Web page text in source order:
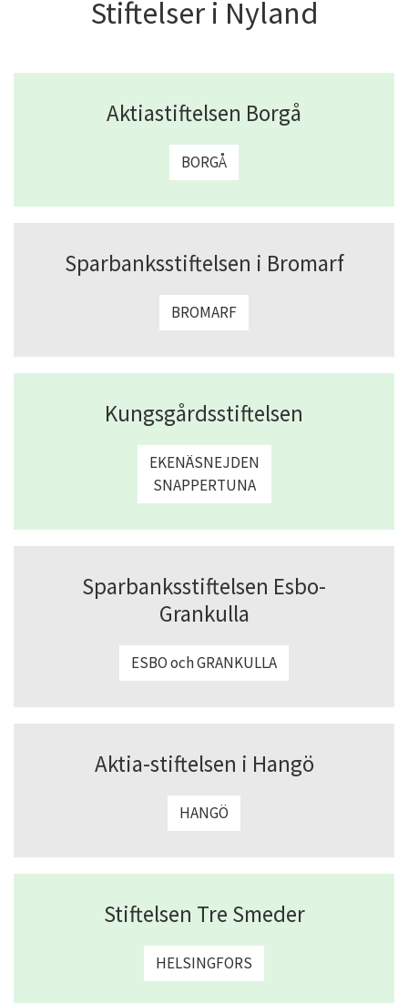
Stiftelser i Nyland
Aktiastiftelsen Borgå
BORGÅ
Sparbanksstiftelsen i Bromarf
BROMARF
Kungsgårdsstiftelsen
EKENÄSNEJDEN
SNAPPERTUNA
Sparbanksstiftelsen Esbo-
Grankulla
ESBO och GRANKULLA
Aktia-stiftelsen i Hangö
HANGÖ
Stiftelsen Tre Smeder
HELSINGFORS